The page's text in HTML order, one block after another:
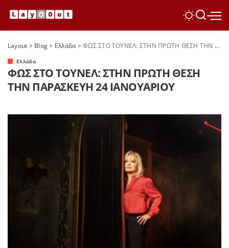
Layout > Blog> Ελλάδα>ΦΩΣ ΣΤΟ ΤΟΥΝΕΛ: ΣΤΗΝ ΠΡΩΤΗ ΘΕΣΗ ΤΗΝ ΠΑΡΑΣΚΕΥΗ 24 ΙΑΝΟΥΑΡΙΟΥ
Ελλάδα
ΦΩΣ ΣΤΟ ΤΟΥΝΕΛ: ΣΤΗΝ ΠΡΩΤΗ ΘΕΣΗ
ΤΗΝ ΠΑΡΑΣΚΕΥΗ 24 ΙΑΝΟΥΑΡΙΟΥ